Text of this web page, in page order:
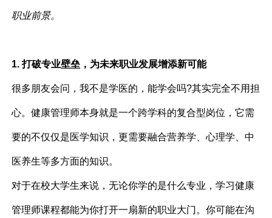
职业前景。
1. 打破专业壁垒，为未来职业发展增添新可能
很多朋友会问，我不是学医的，能学会吗?其实完全不用担
心。健康管理师本身就是一个跨学科的复合型岗位，它需
要的不仅仅是医学知识，更需要融合营养学、心理学、中
医养生等多方面的知识。
对于在校大学生来说，无论你学的是什么专业，学习健康
管理师课程都能为你打开一扇新的职业大门。你可能在沟